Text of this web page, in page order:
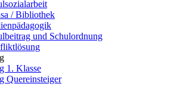
/ Bibliothek
und Schulordnung
1. Klasse
Quereinsteiger